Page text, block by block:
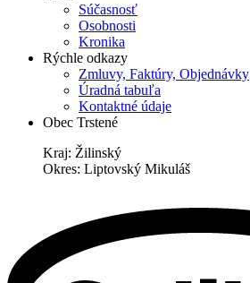
Súčasnosť
Osobnosti
Kronika
Rýchle odkazy
Zmluvy, Faktúry, Objednávky
Úradná tabuľa
Kontaktné údaje
Obec Trstené
Kraj: Žilinský
Okres: Liptovský Mikuláš